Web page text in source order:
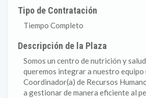
Tipo de Contratación
Tiempo Completo
Descripción de la Plaza
Somos un centro de nutrición y
queremos integrar a nuestro equipo
Coordinador(a) de Recursos
a gestionar de manera eficiente al